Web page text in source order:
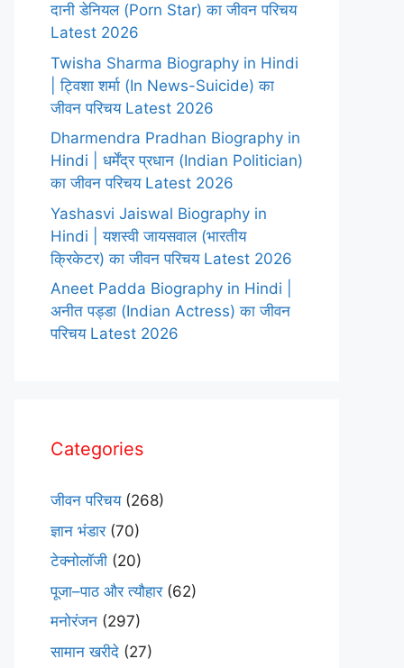
दानी डेनियल (Porn Star) का जीवन परिचय
Latest 2026
Twisha Sharma Biography in Hindi
| ट्विशा शर्मा (In News-Suicide) का
जीवन परिचय Latest 2026
Dharmendra Pradhan Biography in
Hindi | धर्मेंद्र प्रधान (Indian Politician)
का जीवन परिचय Latest 2026
Yashasvi Jaiswal Biography in
Hindi | यशस्वी जायसवाल (भारतीय
क्रिकेटर) का जीवन परिचय Latest 2026
Aneet Padda Biography in Hindi |
अनीत पड्डा (Indian Actress) का जीवन
परिचय Latest 2026
Categories
जीवन परिचय(268)
ज्ञान भंडार(70)
टेक्नोलॉजी (20)
पूजा–पाठ और त्यौहार(62)
मनोरंजन (297)
सामान खरीदे (27)